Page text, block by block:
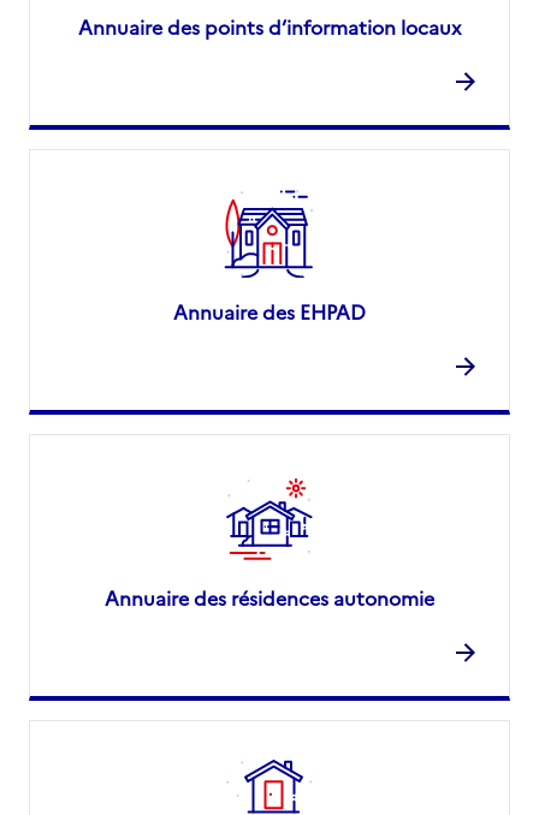
Annuaire des points d’information locaux
Annuaire des EHPAD
Annuaire des résidences autonomie